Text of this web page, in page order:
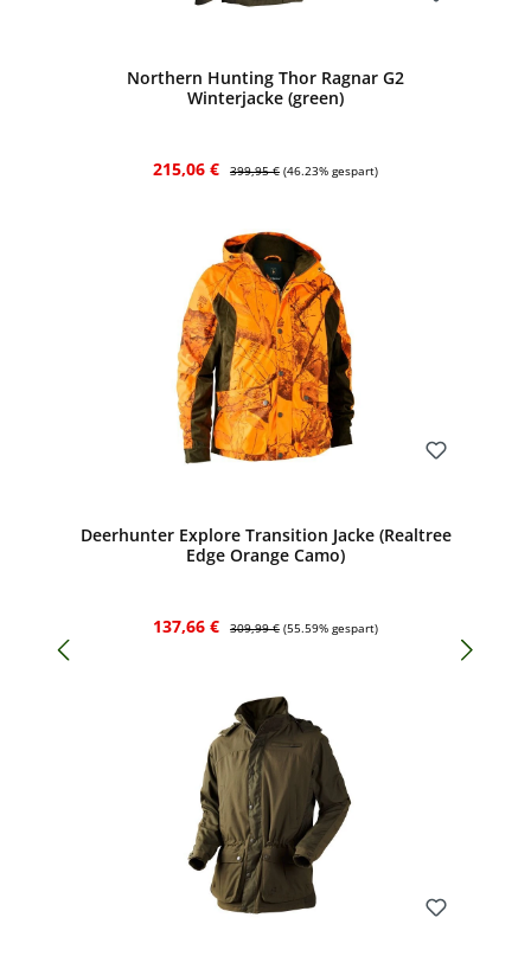
Northern Hunting Thor Ragnar G2
Winterjacke (green)
Verkaufspreis:
215,06 € Regulärer Preis:
399,95 € (46.23% gespart)
Deerhunter Explore Transition Jacke (Realtree
Edge Orange Camo)
Verkaufspreis:
137,66 € Regulärer Preis:
309,99 € (55.59% gespart)